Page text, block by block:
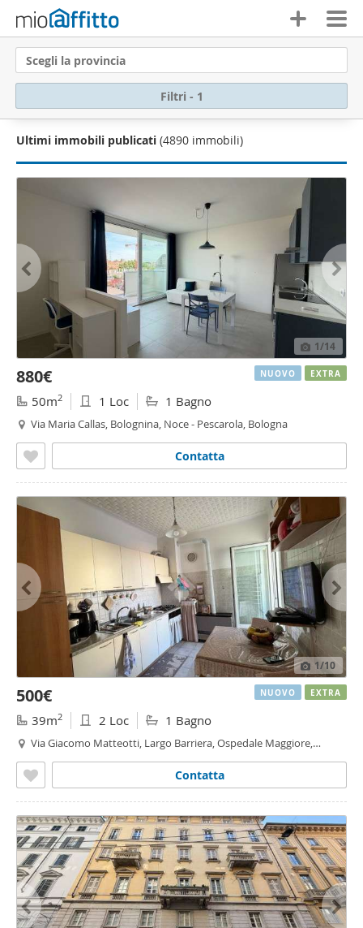
Scegli la provincia
Filtri - 1
Ultimi immobili publicati (4890 immobili)
1/14
880€
50m2 1 Loc 1 Bagno
Via Maria Callas, Bolognina, Noce - Pescarola, Bologna
Contatta
NUOVO EXTRA
1/10
500€
39m2 2 Loc 1 Bagno
Via Giacomo Matteotti, Largo Barriera, Ospedale Maggiore,
Contatta
NUOVO EXTRA